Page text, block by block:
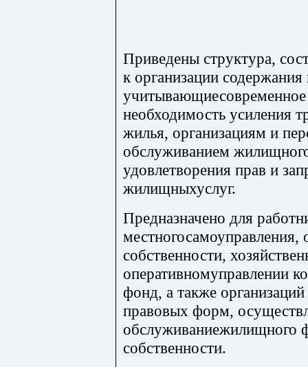
Приведены структура,
к организации
необходимость усиления
жилья, организациям и
обслуживанием
удовлетворения прав и
жилищныхуслуг.
Предназначено для
местногосамоуправления,
собственности,
оперативномуправлении
фонд, а также
правовых форм,
обслуживаниежилищного
собственности.